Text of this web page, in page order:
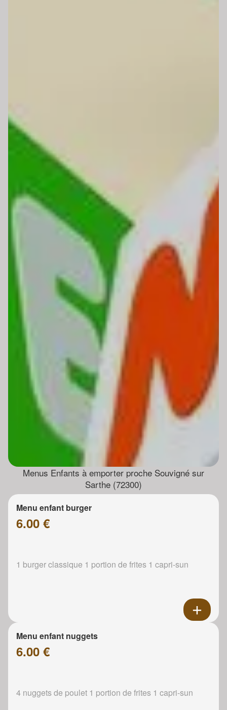
Menus Enfants à emporter proche Souvigné sur
Sarthe (72300)
Menu enfant burger
6.00 €
1 burger classique 1 portion de frites 1 capri-sun
Menu enfant nuggets
6.00 €
4 nuggets de poulet 1 portion de frites 1 capri-sun